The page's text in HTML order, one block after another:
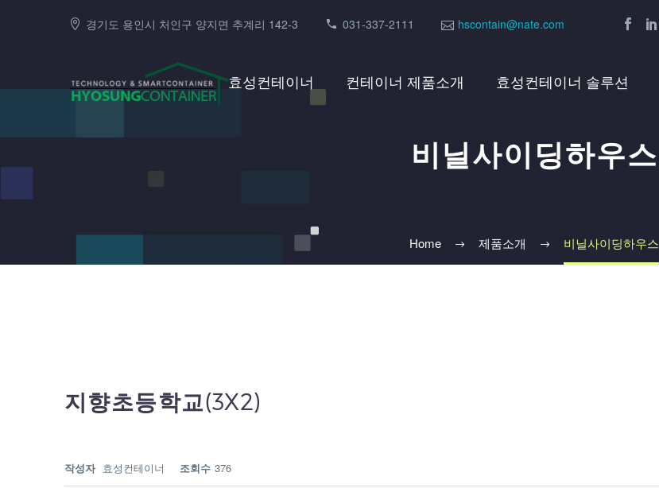
경기도 용인시 처인구 양지면 추계리 142-3 031-337-2111 hscontain@nate.com
효성컨테이너 컨테이너 제품소개 효성컨테이너 솔루션
비닐사이딩하우스
Home 제품소개 비닐사이딩하우스
지향초등학교(3X2)
작성자 효성컨테이너 조회수 376